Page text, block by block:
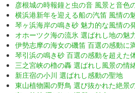
彦根城の時報鐘と虫の音 風景と音色
横浜港新年を迎える船の汽笛 風情の
琴ヶ浜海岸の鳴き砂 魅力的な風情の
オホーツク海の流氷 選ばれし地の魅
伊勢志摩の海女の磯笛 百選の感動に
琴引浜の鳴き砂 百選の感動を超えた
三之宮峡の櫓の轟 選ばれし風景の情
新庄宿の小川 選ばれし感動の聖地
東山植物園の野鳥 選び抜かれた絶景